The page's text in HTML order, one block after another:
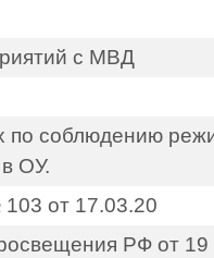
с МВД
соблюдению
ОУ.
от 17.03.20
РФ от 19